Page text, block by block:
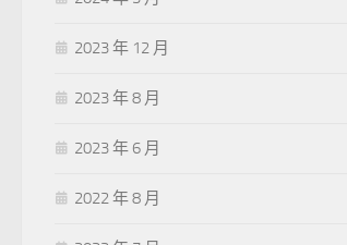
2023 年 12 月
2023 年 8 月
2023 年 6 月
2022 年 8 月